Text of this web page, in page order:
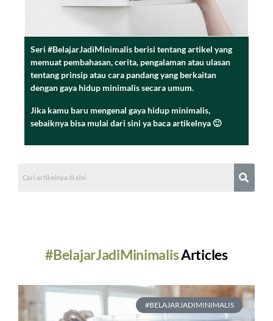
Seri #BelajarJadiMinimalis berisi tentang artikel yang
memuat pembahasan, cerita, pengalaman atau ulasan
tentang prinsip atau cara pandang yang berkaitan
dengan gaya hidup minimalis secara umum.
Jika kamu baru mengenal gaya hidup minimalis,
sebaiknya bisa mulai dari sini ya baca artikelnya 🙂
#BelajarJadiMinimalisArticles
#BELAJARJADIMINIMALIS